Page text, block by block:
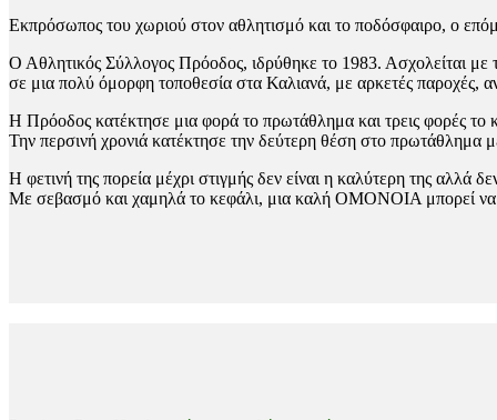
Εκπρόσωπος του χωριού στον αθλητισμό και το ποδόσφαιρο, ο
Ο Αθλητικός Σύλλογος Πρόοδος, ιδρύθηκε το 1983. Ασχολείται με
σε μια πολύ όμορφη τοποθεσία στα Καλιανά, με αρκετές παροχές,
Η Πρόοδος κατέκτησε μια φορά το πρωτάθλημα και τρεις φορές
Την περσινή χρονιά κατέκτησε την δεύτερη θέση στο
Η φετινή της πορεία μέχρι στιγμής δεν είναι η καλύτερη της αλλά
Με σεβασμό και χαμηλά το κεφάλι, μια καλή ΟΜΟΝΟΙΑ μπορεί να